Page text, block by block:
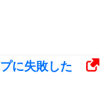
に失敗した